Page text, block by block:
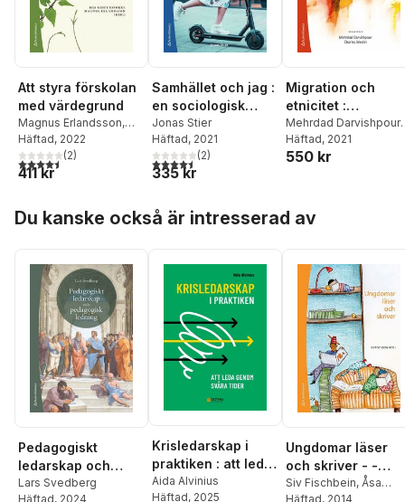
Att styra förskolan
med värdegrund
Magnus Erlandsson,
Bim Riddersporre
Gezim Isufi
Stier,Hanna Cinthio
Häftad, 2022
4,5utav 5 stjärnor. Totalt antal röster:
(2)
411 kr
Samhället och jag :
en sociologisk
ingång
Jonas Stier
Häftad, 2021
4,5utav 5 stjärnor. Totalt antal röster:
(2)
335 kr
Migration och
etnicitet :
perspektiv på
mångfald i
Mehrdad Darvishpour,
Charles Westin
Fereshteh Ahmadi
Johansson
Hélio Mahnica,Jimmy
Munobwa,Niclas
Månsson,Ulf
Mörkenstam,Irving
Palm,Tove
Carl-Ulrik Schierup
Sara Sjölund Andoff,
Jonas Stier,Jesper
Strömbäck,Nora
Theorin,Susanne
Urban,Erling Wande
Häftad, 2021
550 kr
Du kanske också är intresserad av
Pedagogiskt
ledarskap och
pedagogisk ledning
Lars Svedberg
Häftad, 2024
Krisledarskap i
praktiken : att leda
genom svåra tider
Aida Alvinius
Häftad, 2025
Ungdomar läser
och skriver - -
Siv Fischbein, Åsa
Alberyd Öfors
Häftad, 2014